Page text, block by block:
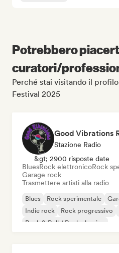
Potrebbero
curatori/
Perché stai visitando il
Festival 2025
Good Vibrations
Stazione Radio
&gt; 2900 risposte date
BluesRock elettronicoRock
Garage rock
Trasmettere artisti alla radio
Blues Rock sperimentale
Indie rock
Rock progressivo
Rock & Roll / Rock classico